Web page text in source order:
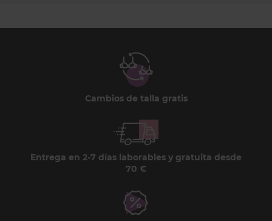
Cambios de talla gratis
Entrega en 2-7 días laborables y gratuita desde
70 €